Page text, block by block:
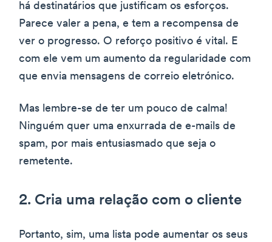
há destinatários que justificam os esforços.
Parece valer a pena, e tem a recompensa de
ver o progresso. O reforço positivo é vital. E
com ele vem um aumento da regularidade com
que envia mensagens de correio eletrónico.
Mas lembre-se de ter um pouco de calma!
Ninguém quer uma enxurrada de e-mails de
spam, por mais entusiasmado que seja o
remetente.
2. Cria uma relação com o cliente
Portanto, sim, uma lista pode aumentar os seus